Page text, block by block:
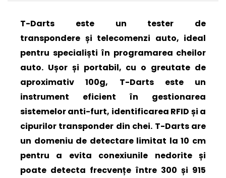
T-Darts este un tester de
transpondere și telecomenzi auto, ideal
pentru specialiști în programarea cheilor
auto. Ușor și portabil, cu o greutate de
aproximativ 100g, T-Darts este un
instrument eficient în gestionarea
sistemelor anti-furt, identificarea RFID și a
cipurilor transponder din chei. T-Darts are
un domeniu de detectare limitat la 10 cm
pentru a evita conexiunile nedorite și
poate detecta frecvențe între 300 și 915